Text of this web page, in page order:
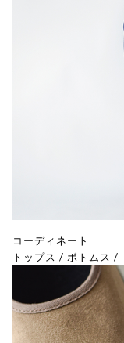
コーディネート
トップス / ボトムス /